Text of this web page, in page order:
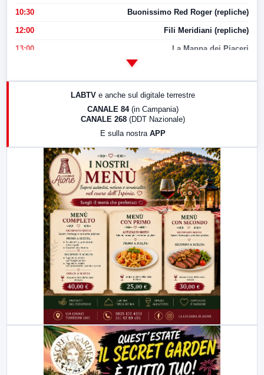
10:30 Buonissimo Red Roger (repliche)
12:00 Fili Meridiani (repliche)
13:00 La Mappa dei Piaceri
LabNews (replica)
LABTV e anche sul digitale terrestre
CANALE 84 (in Campania)
CANALE 268 (DDT Nazionale)
E sulla nostra APP